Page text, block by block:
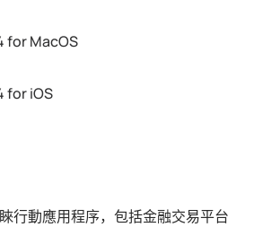
for MacOS
for iOS
行動應用程序，包括金融交易平台